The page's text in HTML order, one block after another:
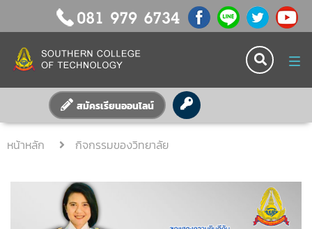
สมัครเรียนออนไลน์
หน้าหลัก กิจกรรมของวิทยาลัย